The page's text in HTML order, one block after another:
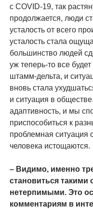
с COVID-19, так
продолжается, люди
усталость от всего
усталость стала
большинство людей
уж теперь-то все
штамм-дельта, и
вновь стала
и ситуация в
адаптивность, и мы
приспособиться к
проблемная ситуация
человека истощаются.
– Видимо, именно
становиться
нетерпимыми. Это
комментариям в